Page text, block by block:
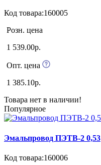
Код товара:160005
Розн. цена
1 539.00р.
Опт. цена
1 385.10р.
Товара нет в наличии!
Популярное
Эмальпровод ПЭТВ-2 0,53
Код товара:160006